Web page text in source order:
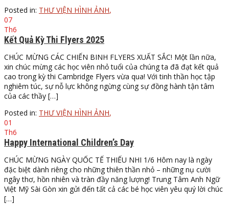
Posted in: THƯ VIỆN HÌNH ẢNH,
07
Th6
Kết Quả Kỳ Thi Flyers 2025
CHÚC MỪNG CÁC CHIẾN BINH FLYERS XUẤT SẮC! Một lần nữa,
xin chúc mừng các học viên nhỏ tuổi của chúng ta đã đạt kết quả
cao trong kỳ thi Cambridge Flyers vừa qua! Với tinh thần học tập
nghiêm túc, sự nỗ lực không ngừng cùng sự đồng hành tận tâm
của các thầy […]
Posted in: THƯ VIỆN HÌNH ẢNH,
01
Th6
Happy International Children’s Day
CHÚC MỪNG NGÀY QUỐC TẾ THIẾU NHI 1/6 Hôm nay là ngày
đặc biệt dành riêng cho những thiên thần nhỏ – những nụ cười
ngây thơ, hồn nhiên và tràn đầy năng lượng! Trung Tâm Anh Ngữ
Việt Mỹ Sài Gòn xin gửi đến tất cả các bé học viên yêu quý lời chúc
[…]